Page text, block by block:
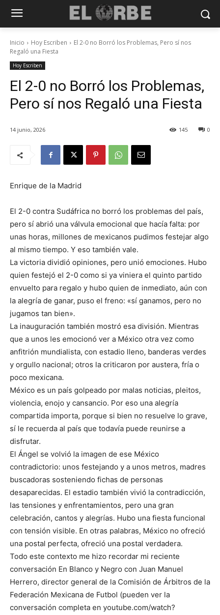
Inicio Hoy Escriben
El 2-0 no Borró los Problemas, Pero sí nos
Regaló una Fiesta
Hoy Escriben
El 2-0 no Borró los Problemas,
Pero sí nos Regaló una Fiesta
14 junio, 2026 0
145
Enrique de la Madrid
El 2-0 contra Sudáfrica no borró los problemas del país,
pero sí abrió una válvula emocional que hacía falta: por
unas horas, millones de mexicanos pudimos festejar algo
al mismo tiempo. Y eso también vale.
La victoria dividió opiniones, pero unió emociones. Hubo
quien festejó el 2-0 como si ya viniera el quinto partido
envuelto para regalo y hubo quien de inmediato, aún con
la alegría de ganar, puso el freno: «sí ganamos, pero no
jugamos tan bien».
La inauguración también mostró esa división. Mientras
que a unos les emocionó ver a México otra vez como
anfitrión mundialista, con estadio lleno, banderas verdes
y orgullo nacional; otros la criticaron por austera, fría o
poco mexicana.
México es un país golpeado por malas noticias, pleitos,
violencia, enojo y cansancio. Por eso una alegría
compartida importa, porque si bien no resuelve lo grave,
sí le recuerda al país que todavía puede reunirse a
disfrutar.
El Ángel se volvió la imagen de ese México
contradictorio: unos festejando y a unos metros, madres
buscadoras sosteniendo fichas de personas
desaparecidas. El estadio también vivió la contradicción,
las tensiones y enfrentamientos, pero una gran
celebración, cantos y alegrías. Hubo una fiesta funcional
con tensión visible. En otras palabras, México no ofreció
una postal perfecta, ofreció una postal verdadera.
Todo este contexto me hizo recordar mi reciente
conversación En Blanco y Negro con Juan Manuel
Herrero, director general de la Comisión de Árbitros de la
Federación Mexicana de Futbol (pueden ver la
conversación completa en youtube.com/watch?